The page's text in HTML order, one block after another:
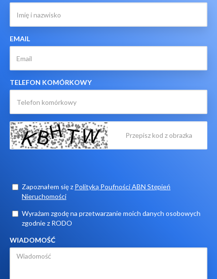
EMAIL
TELEFON KOMÓRKOWY
Zapoznałem się z Polityką Poufności ABN Stępień
Nieruchomości
Wyrażam zgodę na przetwarzanie moich danych osobowych
zgodnie z RODO
WIADOMOŚĆ